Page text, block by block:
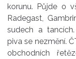
korunu. Půjde o
Radegast,
sudech a
piva se nezmění.
obchodních